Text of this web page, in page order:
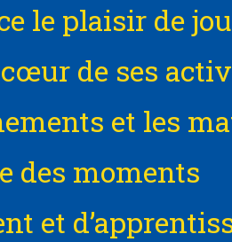
le plaisir de
de ses
et les
des moments
et